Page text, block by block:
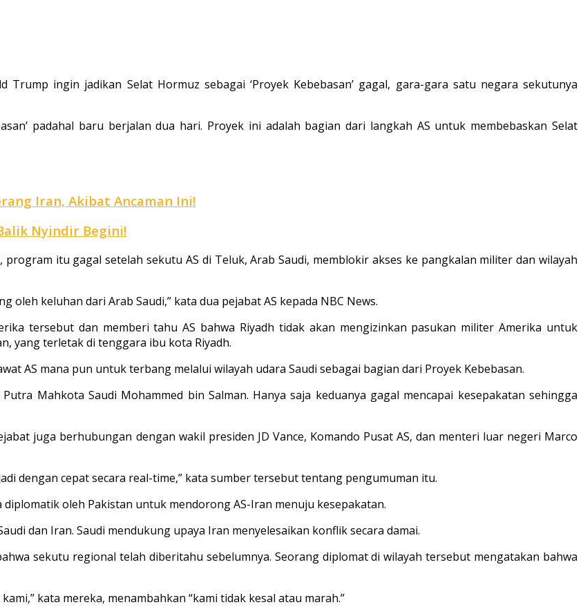
Trump ingin jadikan Selat Hormuz sebagai ‘Proyek Kebebasan’ gagal, gara-gara satu negara sekutunya
padahal baru berjalan dua hari. Proyek ini adalah bagian dari langkah AS untuk membebaskan Selat
Iran, Akibat Ancaman Ini!
Nyindir Begini!
itu gagal setelah sekutu AS di Teluk, Arab Saudi, memblokir akses ke pangkalan militer dan wilayah
keluhan dari Arab Saudi,” kata dua pejabat AS kepada NBC News.
tersebut dan memberi tahu AS bahwa Riyadh tidak akan mengizinkan pasukan militer Amerika untuk
yang terletak di tenggara ibu kota Riyadh.
AS mana pun untuk terbang melalui wilayah udara Saudi sebagai bagian dari Proyek Kebebasan.
Mahkota Saudi Mohammed bin Salman. Hanya saja keduanya gagal mencapai kesepakatan sehingga
juga berhubungan dengan wakil presiden JD Vance, Komando Pusat AS, dan menteri luar negeri Marco
dengan cepat secara real-time,” kata sumber tersebut tentang pengumuman itu.
oleh Pakistan untuk mendorong AS-Iran menuju kesepakatan.
dan Iran. Saudi mendukung upaya Iran menyelesaikan konflik secara damai.
sekutu regional telah diberitahu sebelumnya. Seorang diplomat di wilayah tersebut mengatakan bahwa
kata mereka, menambahkan “kami tidak kesal atau marah.”